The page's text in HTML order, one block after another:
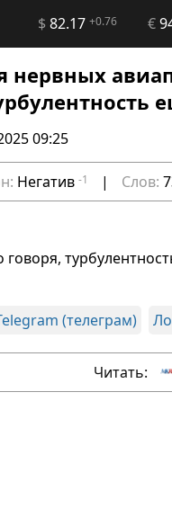
$82.17 +0.76 €
нервных
09:25
Негатив -1 | Слов:
(телеграм)
Читать: